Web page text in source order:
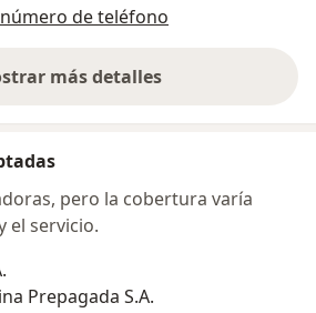
de teléfono
más detalles
sobre la dirección
pero la cobertura varía
el servicio.
Prepagada S.A.